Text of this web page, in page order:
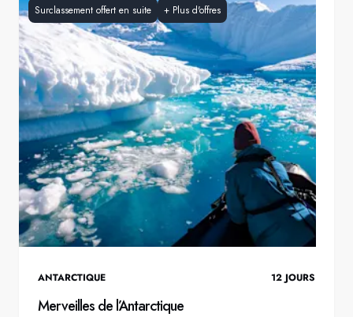
Surclassement offert en suite + Plus d'offres
ANTARCTIQUE 12 JOURS
Merveilles de l’Antarctique